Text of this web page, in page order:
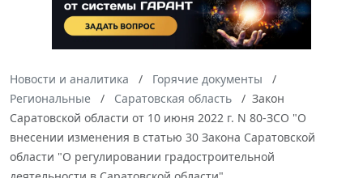
Новости и аналитика
Горячие документы
Региональные
Саратовская область
Закон
Саратовской области от 10 июня 2022 г. N 80-ЗСО "О
внесении изменения в статью 30 Закона Саратовской
области "О регулировании градостроительной